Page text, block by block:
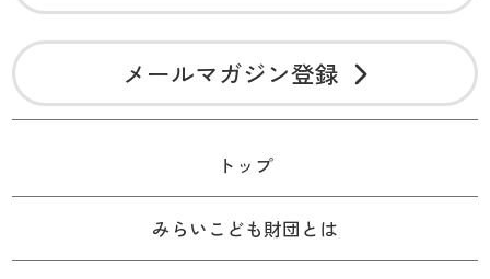
メールマガジン登録
トップ
みらいこども財団とは